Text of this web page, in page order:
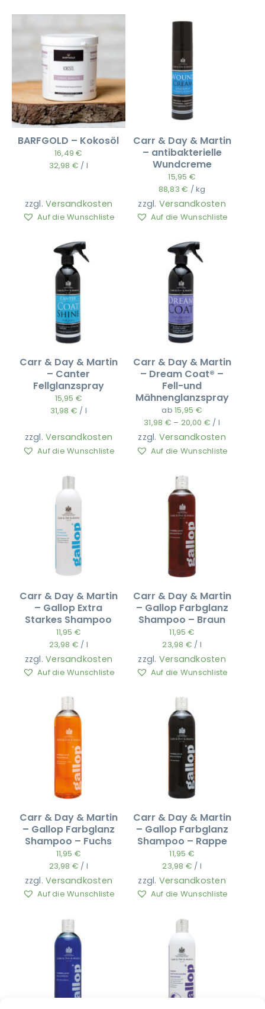
BARFGOLD – Kokosöl
16,49€
32,98 € / l
zzgl.Versandkosten
Auf die Wunschliste
Carr & Day & Martin
– antibakterielle
Wundcreme
15,95 €
88,83€ /kg
zzgl. Versandkosten
Auf die Wunschliste
Carr & Day & Martin
– Canter
Fellglanzspray
15,95 €
31,98 € / l
zzgl.Versandkosten
Auf die Wunschliste
Carr & Day & Martin
– Dream Coat® –
Fell-und
Mähnenglanzspray
ab15,95 €
31,98 € – 20,00 € / l
zzgl. Versandkosten
Auf die Wunschliste
Carr & Day & Martin
– Gallop Extra
Starkes Shampoo
11,95 €
23,98 € / l
zzgl.Versandkosten
Auf die Wunschliste
Carr & Day & Martin
– Gallop Farbglanz
Shampoo – Braun
11,95 €
23,98 € / l
zzgl. Versandkosten
Auf die Wunschliste
Carr & Day & Martin
– Gallop Farbglanz
Shampoo – Fuchs
11,95 €
23,98 € / l
zzgl.Versandkosten
Auf die Wunschliste
Carr & Day & Martin
– Gallop Farbglanz
Shampoo – Rappe
11,95 €
23,98 € / l
zzgl. Versandkosten
Auf die Wunschliste